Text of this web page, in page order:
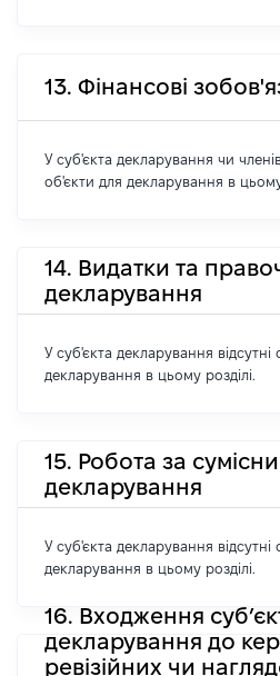
13. Фінансові
У суб'єкта декларування чи членів
об'єкти для декларування в цьому
14. Видатки та
декларування
У суб'єкта декларування відсутні
декларування в цьому розділі.
15. Робота за
декларування
У суб'єкта декларування відсутні
декларування в цьому розділі.
16. Входження
декларування до
ревізійних чи